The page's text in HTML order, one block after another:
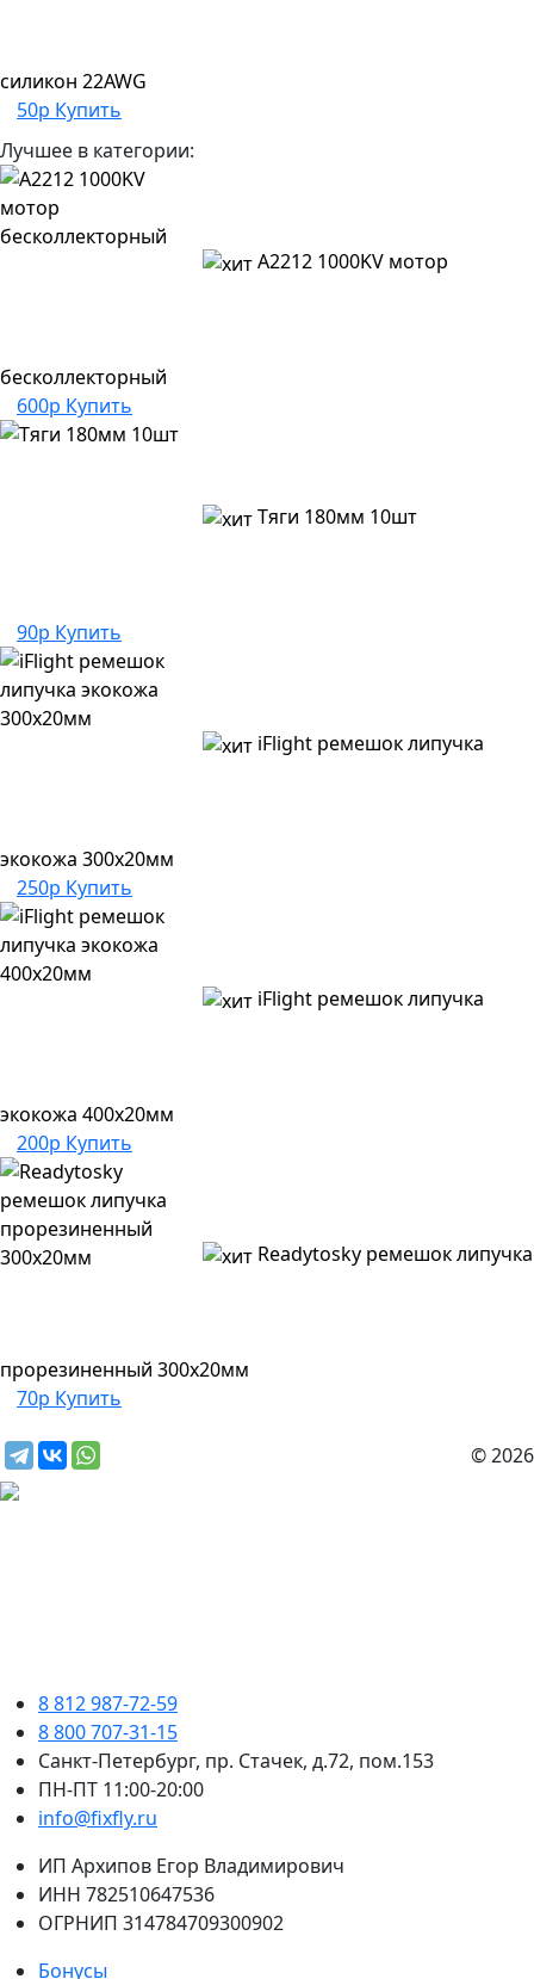
силикон 22AWG
50р Купить
Лучшее в категории:
A2212 1000KV мотор
бесколлекторный
600р Купить
Тяги 180мм 10шт
90р Купить
iFlight ремешок липучка
экокожа 300х20мм
250р Купить
iFlight ремешок липучка
экокожа 400х20мм
200р Купить
Readytosky ремешок липучка
прорезиненный 300х20мм
70р Купить
© 2026
8 812 987-72-59
8 800 707-31-15
Санкт-Петербург, пр. Стачек, д.72, пом.153
ПН-ПТ 11:00-20:00
info@fixfly.ru
ИП Архипов Егор Владимирович
ИНН 782510647536
ОГРНИП 314784709300902
Бонусы